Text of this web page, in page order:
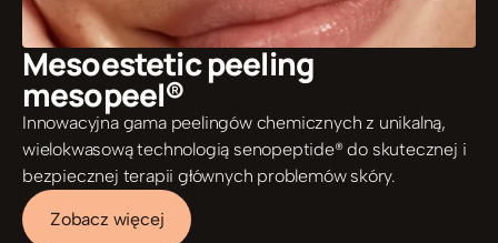
Mesoestetic peeling
mesopeel®
Innowacyjna gama peelingów chemicznych z unikalną,
wielokwasową technologią senopeptide® do skutecznej i
bezpiecznej terapii głównych problemów skóry.
Zobacz więcej